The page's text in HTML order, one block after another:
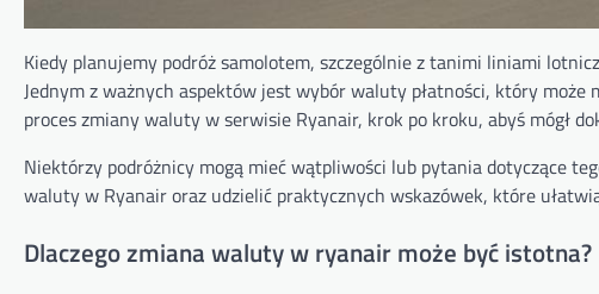
Kiedy planujemy podróż samolotem, szczególnie z tanimi liniami
Jednym z ważnych aspektów jest wybór waluty płatności, który
proces zmiany waluty w serwisie Ryanair, krok po kroku, abyś mógł
Niektórzy podróżnicy mogą mieć wątpliwości lub pytania dotyczące
waluty w Ryanair oraz udzielić praktycznych wskazówek, które
Dlaczego zmiana waluty w ryanair może być istotna?